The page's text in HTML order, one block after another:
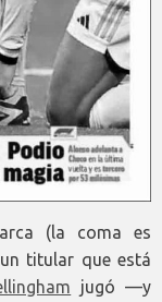
(la coma es
titular que está
jugó —y